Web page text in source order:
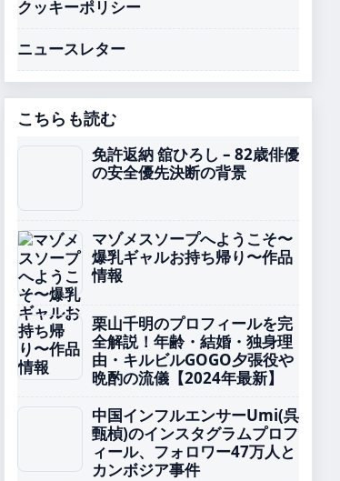
クッキーポリシー
ニュースレター
こちらも読む
免許返納 舘ひろし – 82歳俳優
の安全優先決断の背景
マゾメスソープへようこそ〜
爆乳ギャルお持ち帰り〜作品
情報
栗山千明のプロフィールを完
全解説！年齢・結婚・独身理
由・キルビルGOGO夕張役や
晩酌の流儀【2024年最新】
中国インフルエンサーUmi(呉
甄楨)のインスタグラムプロフ
ィール、フォロワー47万人と
カンボジア事件